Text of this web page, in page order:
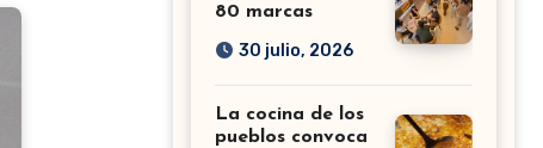
80 marcas
30 julio, 2026
La cocina de los
pueblos convoca